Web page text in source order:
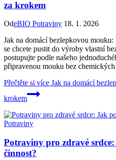
za krokem
OdeBIO Potraviny 18. 1. 2026
Jak na domácí bezlepkovou
se chcete pustit do výroby vlastní
postupujte podle našeho
připravenou mouku bez
Přečtěte si více Jak na domácí
krokem
Potraviny
Potraviny pro zdravé
činnost?